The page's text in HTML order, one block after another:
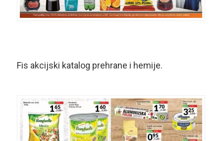
Fis akcijski katalog prehrane i hemije.